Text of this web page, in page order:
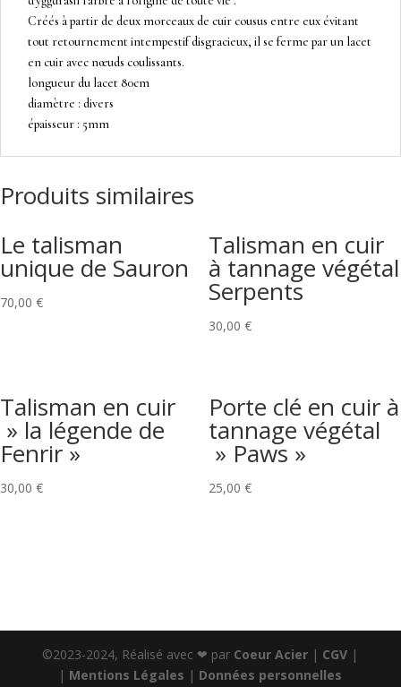
Créés à partir de deux morceaux de cuir cousus entre eux évitant
tout retournement intempestif disgracieux, il se ferme par un lacet
en cuir avec nœuds coulissants.
longueur du lacet 80cm
diamètre : divers
épaisseur : 5mm
Produits similaires
Le talisman
unique de Sauron
70,00 €
Talisman en cuir
à tannage végétal
Serpents
30,00 €
Talisman en cuir
» la légende de
Fenrir »
30,00 €
Porte clé en cuir à
tannage végétal
» Paws »
25,00 €
©2023-2024, Réalisé avec ❤ par Coeur Acier | CGV |
| Mentions Légales | Données personnelles